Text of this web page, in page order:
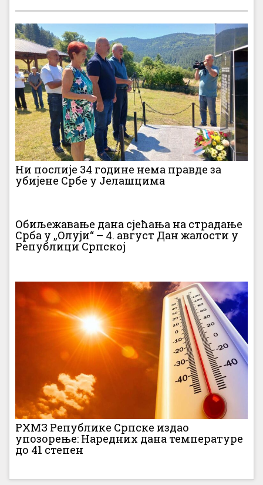
Ни послије 34 године нема правде за
убијене Србе у Јелашцима
Обиљежавање дана сјећања на страдање
Срба у „Олуји“ – 4. август Дан жалости у
Републици Српској
РХМЗ Републике Српске издао
упозорење: Наредних дана температуре
до 41 степен